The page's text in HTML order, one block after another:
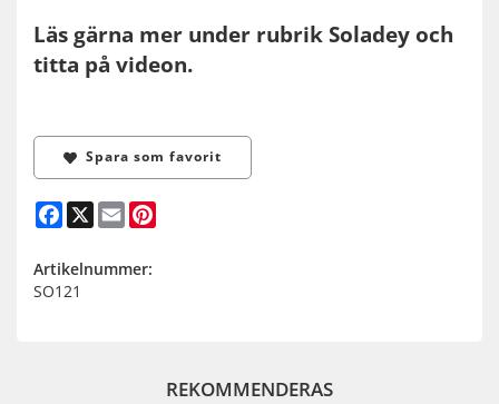
Läs gärna mer under rubrik Soladey och
titta på videon.
Spara som favorit
Facebook
X Email
Artikelnummer:
SO121
REKOMMENDERAS